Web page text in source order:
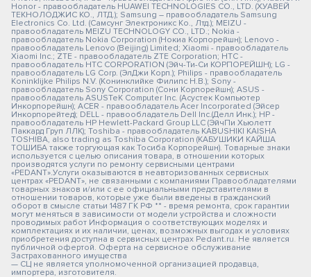
Honor - правообладатель HUAWEI TECHNOLOGIES CO., LTD. (ХУАВЕЙ
ТЕКНОЛОДЖИС КО., ЛТД.); Samsung – правообладатель Samsung
Electronics Co. Ltd. (Самсунг Электроникс Ко., Лтд.); MEIZU -
правообладатель MEIZU TECHNOLOGY CO., LTD.; Nokia -
правообладатель Nokia Corporation (Нокиа Корпорейшн); Lenovo -
правообладатель Lenovo (Beijing) Limited; Xiaomi - правообладатель
Xiaomi Inc.; ZTE - правообладатель ZTE Corporation; HTC -
правообладатель HTC CORPORATION (Эйч-Ти-Си КОРПОРЕЙШН); LG -
правообладатель LG Corp. (ЭлДжи Корп.); Philips - правообладатель
Koninklijke Philips N.V. (Конинклийке Филипс Н.В.); Sony -
правообладатель Sony Corporation (Сони Корпорейшн); ASUS -
правообладатель ASUSTeK Computer Inc. (Асустек Компьютер
Инкорпорейшн); ACER - правообладатель Acer Incorporated (Эйсер
Инкорпорейтед); DELL - правообладатель Dell Inc.(Делл Инк.); HP -
правообладатель HP Hewlett-Packard Group LLC (ЭйчПи Хьюлетт
Паккард Груп ЛЛК); Toshiba - правообладатель KABUSHIKI KAISHA
TOSHIBA, also trading as Toshiba Corporation (КАБУШИКИ КАЙША
ТОШИБА также торгующая как Тосиба Корпорейшн). Товарные знаки
используется с целью описания товара, в отношении которых
производятся услуги по ремонту сервисными центрами
«PEDANT».Услуги оказываются в неавторизованных сервисных
центрах «PEDANT», не связанными с компаниями Правообладателями
товарных знаков и/или с ее официальными представителями в
отношении товаров, которые уже были введены в гражданский
оборот в смысле статьи 1487 ГК РФ ** - время ремонта, срок гарантии
могут меняться в зависимости от модели устройства и сложности
проводимых работ Информация о соответствующих моделях и
комплектациях и их наличии, ценах, возможных выгодах и условиях
приобретения доступна в сервисных центрах Pedant.ru. Не является
публичной офертой. Оферта на сервисное обслуживание
Застрахованного имущества
— СЦ не является уполномоченной организацией продавца,
импортера, изготовителя.